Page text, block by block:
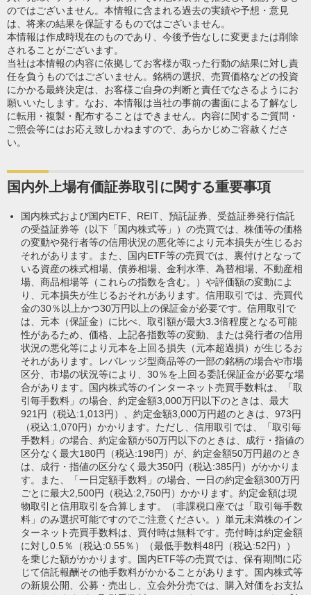
のではございません。本情報に含まれる過去の実績や予想・意見
は、将来の結果を保証するものではございません。
本情報は作成時現在のものであり、今後予告なしに変更または削除
されることがございます。
当社は本情報の内容に依拠してお客様が取った行動の結果に対し責
任を負うものではございません。銘柄の選択、売買価格などの投資
にかかる最終決定は、お客様ご自身の判断と責任でなさるようにお
願いいたします。なお、本情報は当社の事前の書面による了解なし
に転用・複製・配布することはできません。内容に関するご質問・
ご照会等にはお応え致しかねますので、あらかじめご容赦くださ
い。
国内外上場有価証券取引に関する重要事項
国内株式および国内ETF、REIT、預託証券、受益証券発行信託
の受益証券等（以下「国内株式等」）の売買では、株価等の価格
の変動や発行者等の信用状況の悪化等により元本損失が生じるお
それがあります。また、国内ETF等の売買では、裏付けとなって
いる資産の株式相場、債券相場、金利水準、為替相場、不動産相
場、商品相場等（これらの指数を含む。）や評価額の変動によ
り、元本損失が生じるおそれがあります。信用取引では、売買代
金の30％以上かつ30万円以上の保証金が必要です。信用取引で
は、元本（保証金）に比べ、取引額が最大3.3倍程度となる可能
性があるため、価格、上記各指数等の変動、または発行者の信用
状況の悪化等により元本を上回る損失（元本超過損）が生じるお
それがあります。レバレッジ型商品等の一部の銘柄の場合や市場
区分、市場の状況等により、30％を上回る委託保証金が必要な場
合があります。国内株式等のインターネット売買手数料は、「取
引毎手数料」の場合、約定金額3,000万円以下のときは、最大
921円（税込:1,013円）、約定金額3,000万円超のときは、973円
（税込:1,070円）かかります。ただし、信用取引では、「取引毎
手数料」の場合、約定金額が50万円以下のときは、成行・指値の
区分なく最大180円（税込:198円）が、約定金額50万円超のとき
は、成行・指値の区分なく最大350円（税込:385円）がかかりま
す。また、「一日定額手数料」の場合、一日の約定金額300万円
ごとに最大2,500円（税込:2,750円）かかります。約定金額は現
物取引と信用取引を合算します。（非課税口座では「取引毎手数
料」のみ選択可能ですのでご注意ください。）単元未満株のイン
ターネット売買手数料は、買付時は無料です。売付時は約定金額
に対し0.5％（税込:0.55％）（最低手数料48円（税込:52円））
を乗じた額がかかります。国内ETF等の売買では、保有期間に応
じて信託報酬その他手数料がかかることがあります。国内株式等
の新規公開、公募・売出し、立会外分売では、購入対価をお支払